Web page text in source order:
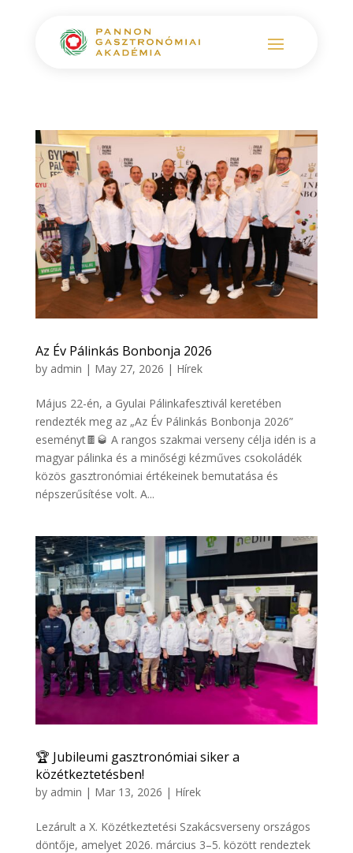
Az Év Pálinkás Bonbonja 2026
by admin | May 27, 2026 | Hírek
Május 22-én, a Gyulai Pálinkafesztivál keretében
rendezték meg az „Az Év Pálinkás Bonbonja 2026”
eseményt🍫🥃 A rangos szakmai verseny célja idén is a
magyar pálinka és a minőségi kézműves csokoládék
közös gasztronómiai értékeinek bemutatása és
népszerűsítése volt. A...
🏆 Jubileumi gasztronómiai siker a
közétkeztetésben!
by admin | Mar 13, 2026 | Hírek
Lezárult a X. Közétkeztetési Szakácsverseny országos
döntője, amelyet 2026. március 3–5. között rendeztek